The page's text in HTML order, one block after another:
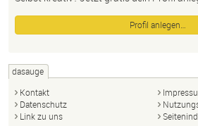
Profil anlegen…
dasauge
Kontakt
Datenschutz
Link zu uns